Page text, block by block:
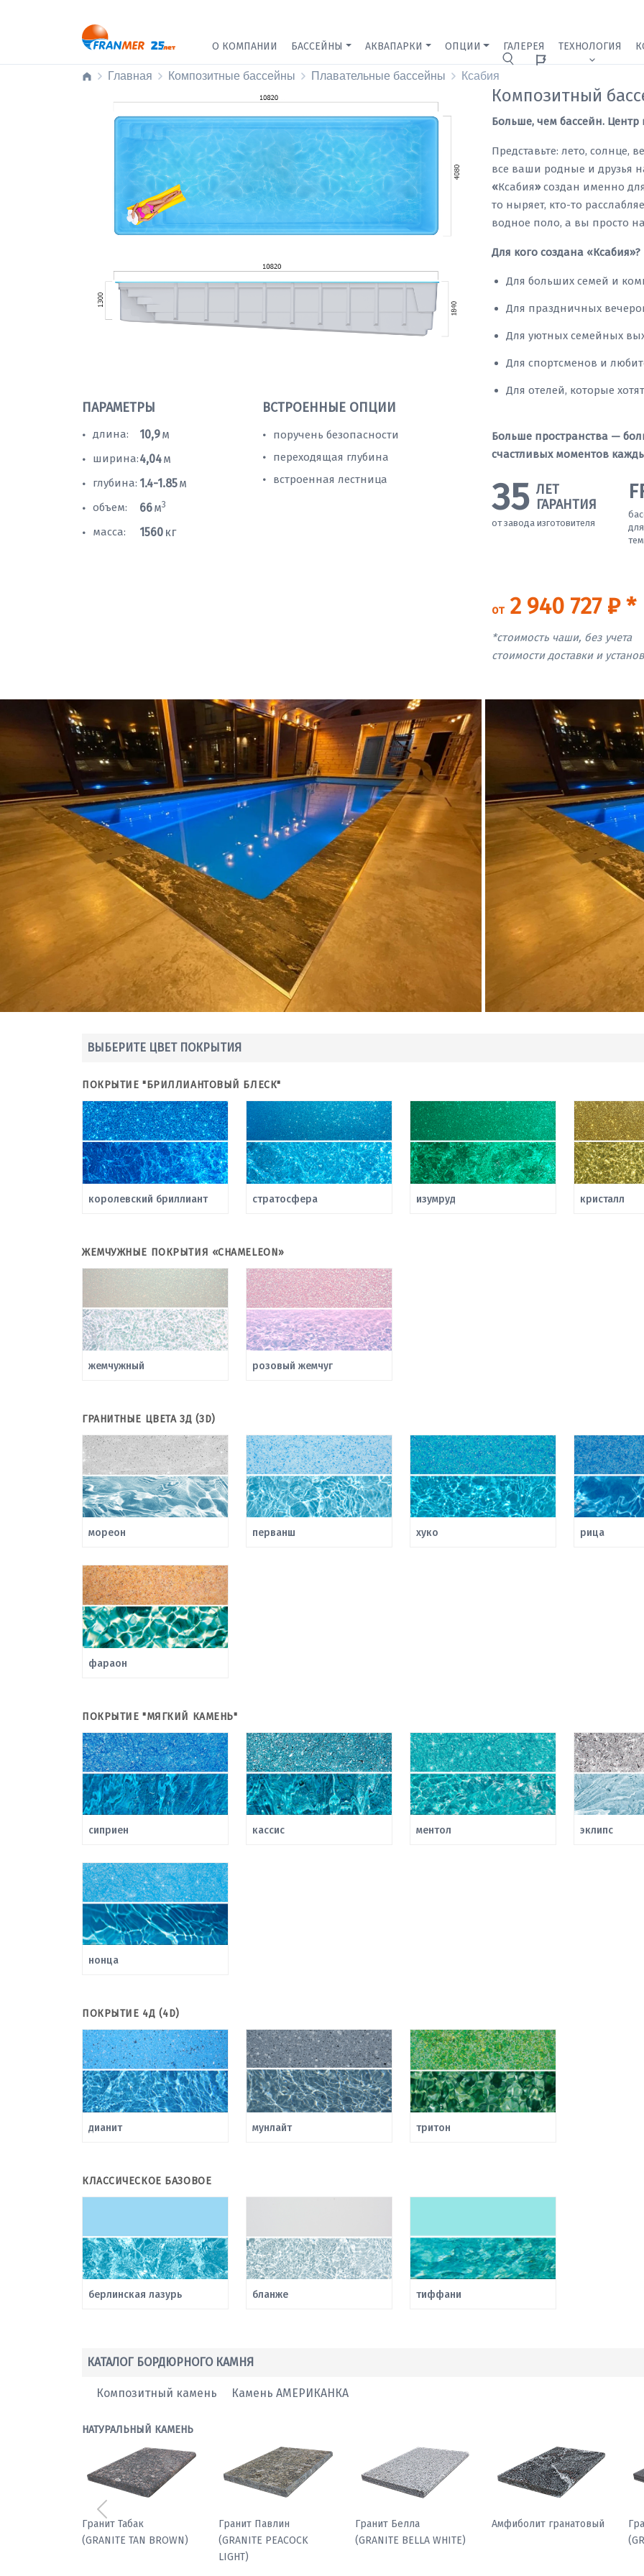
О КОМПАНИИ БАССЕЙНЫ АКВАПАРКИ ОПЦИИ ГАЛЕРЕЯ ТЕХНОЛОГИЯ
Главная Композитные бассейны Плавательные бассейны Ксабия
ПАРАМЕТРЫ
• длина: 10,9м
• ширина:4,04м
• глубина: 1.4-1.85м
• объем: 66м3
• масса: 1560 кг
ВСТРОЕННЫЕ ОПЦИИ
• поручень безопасности
• переходящая глубина
• встроенная лестница
Композитный
Больше, чем бассейн.
Представьте: лето, солнце,
все ваши родные и друзья
«Ксабия» создан именно
то ныряет, кто-то
водное поло, а вы просто
Для кого создана «Ксабия»?
Для больших семей и
Для праздничных
Для уютных семейных
Для спортсменов и
Для отелей, которые
Больше пространства —
счастливых моментов
35 ЛЕТ
ГАРАНТИЯ
от завода изготовителя
от2 940 727 ₽ *
*стоимость чаши, без учета
стоимости доставки и
ВЫБЕРИТЕ ЦВЕТ ПОКРЫТИЯ
ПОКРЫТИЕ "БРИЛЛИАНТОВЫЙ БЛЕСК"
королевский бриллиант стратосфера изумруд кристалл
ЖЕМЧУЖНЫЕ ПОКРЫТИЯ «CHAMELEON»
жемчужный розовый жемчуг
ГРАНИТНЫЕ ЦВЕТА 3Д (3D)
мореон перванш хуко рица
фараон
ПОКРЫТИЕ "МЯГКИЙ КАМЕНЬ"
сиприен кассис ментол эклипс
нонца
ПОКРЫТИЕ 4Д (4D)
дианит мунлайт тритон
КЛАССИЧЕСКОЕ БАЗОВОЕ
берлинская лазурь бланже тиффани
КАТАЛОГ БОРДЮРНОГО КАМНЯ
Композитный камень Камень АМЕРИКАНКА
НАТУРАЛЬНЫЙ КАМЕНЬ
Мрамор паллодио
Гранит Табак
(GRANITE TAN BROWN)
Гранит Павлин
(GRANITE PEACOCK
Гранит Белла
Предыдущий